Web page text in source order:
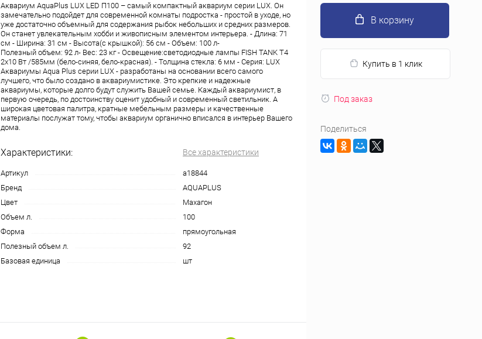
Аквариум AquaPlus LUX LED П100 – самый компактный аквариум серии LUX. Он
замечательно подойдет для современной комнаты подростка - простой в уходе, но
уже достаточно объемный для содержания рыбок небольших и средних размеров.
Он станет увлекательным хобби и живописным элементом интерьера. - Длина: 71
см - Ширина: 31 см - Высота(с крышкой): 56 см - Объем: 100 л-
Полезный объем: 92 л- Вес: 23 кг - Освещение:светодиодные лампы FISH TANK T4
2х10 Вт /585мм (бело-синяя, бело-красная). - Толщина стекла: 6 мм - Серия: LUX
Аквариумы Aqua Plus серии LUX - разработаны на основании всего самого
лучшего, что было создано в аквариумистике. Это крепкие и надежные
аквариумы, которые долго будут служить Вашей семье. Каждый аквариумист, в
первую очередь, по достоинству оценит удобный и современный светильник. А
широкая цветовая палитра, кратные мебельным размеры и качественные
материалы послужат тому, чтобы аквариум органично вписался в интерьер Вашего
дома.
Характеристики: Все характеристики
Артикул
a18844
Бренд
AQUAPLUS
Цвет
Махагон
Объем л.
100
Форма
прямоугольная
Полезный объем л.
92
Базовая единица
шт
В корзину
Купить в 1 клик
Под заказ
Поделиться